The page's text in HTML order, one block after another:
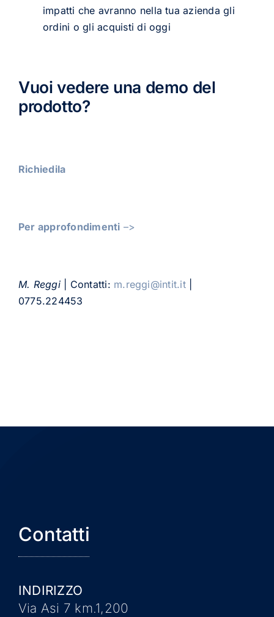
impatti che avranno nella tua azienda gli
ordini o gli acquisti di oggi
Vuoi vedere una demo del
prodotto?
Richiedila
Per approfondimenti –>
M. Reggi| Contatti: m.reggi@intit.it|
0775.224453
Contatti
INDIRIZZO
Via Asi 7 km.1,200